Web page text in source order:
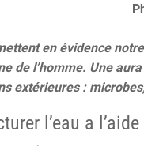
en évidence
de l’homme. Une
extérieures :
l’eau a l’aide